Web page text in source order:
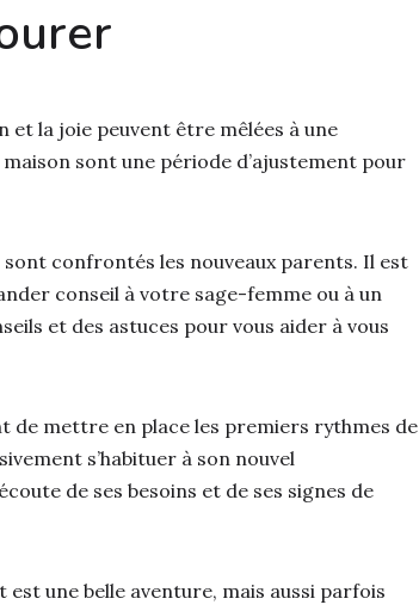
et la joie peuvent être mêlées à une
sont une période d’ajustement pour
sont confrontés les nouveaux parents. Il est
conseil à votre sage-femme ou à un
et des astuces pour vous aider à vous
de mettre en place les premiers rythmes de
s’habituer à son nouvel
de ses besoins et de ses signes de
une belle aventure, mais aussi parfois